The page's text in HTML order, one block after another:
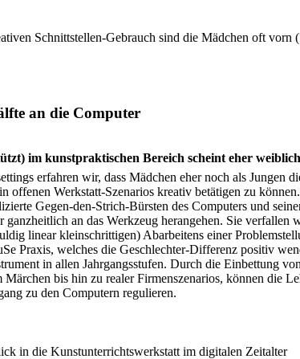
Schnittstellen-Gebrauch sind die Mädchen oft vorn
an die Computer
im kunstpraktischen Bereich scheint eher
erfahren wir, dass Mädchen eher noch als Jungen
offenen Werkstatt-Szenarios kreativ betätigen zu können.
Gegen-den-Strich-Bürsten des Computers und
ganzheitlich an das Werkzeug herangehen. Sie verfallen
linear kleinschrittigen) Abarbeitens einer
Praxis, welches die Geschlechter-Differenz positiv
in allen Jahrgangsstufen. Durch die Einbettung
bis hin zu realer Firmenszenarios, können die
zu den Computern regulieren.
in die Kunstunterrichtswerkstatt im digitalen Zeitalter